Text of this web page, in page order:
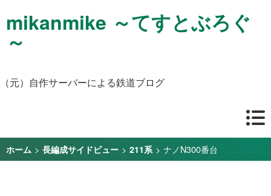
mikanmike ～てすとぶろぐ
～
（元）自作サーバーによる鉄道ブログ
ホーム > 長編成サイドビュー > 211系 > ナノN300番台